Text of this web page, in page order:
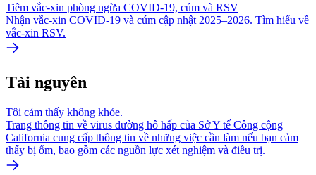
Tiêm vắc-xin phòng ngừa COVID-19, cúm và RSV
Nhận vắc-xin COVID-19 và cúm cập nhật 2025–2026. Tìm hiểu về
vắc-xin RSV.
Tài nguyên
Tôi cảm thấy không khỏe.
Trang thông tin về virus đường hô hấp của Sở Y tế Công cộng
California cung cấp thông tin về những việc cần làm nếu bạn cảm
thấy bị ốm, bao gồm các nguồn lực xét nghiệm và điều trị.